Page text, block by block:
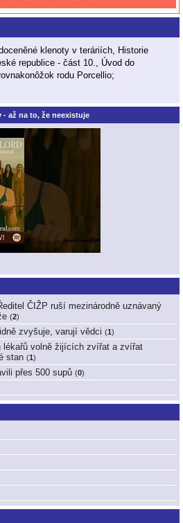
klenoty v teráriích, Historie
republice - část 10., Úvod do
rodu Porcellio;
až na to, že neexistuje
ČIŽP ruší mezinárodně uznávaný
(2)
zvyšuje, varují vědci (1 )
lékařů volně žijících zvířat a zvířat
stan (1 )
přes 500 supů (0)